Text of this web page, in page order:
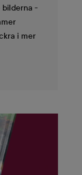
bilderna -
i mer